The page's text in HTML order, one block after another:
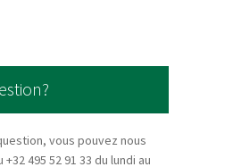
vous pouvez nous
495 52 91 33 du lundi au